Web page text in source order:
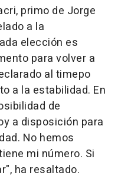
primo de Jorge
a la
elección es
para volver a
al timepo
a la estabilidad. En
de
a disposición para
No hemos
mi número. Si
ha resaltado.